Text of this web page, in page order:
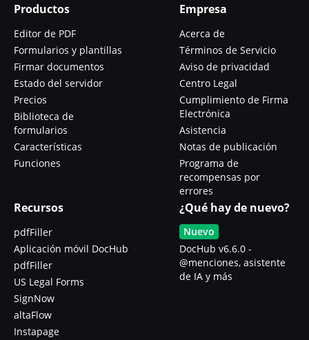
Productos
Editor de PDF
Formularios y plantillas
Firmar documentos
Estado del servidor
Precios
Biblioteca de
formularios
Características
Funciones
Empresa
Acerca de
Términos de Servicio
Aviso de privacidad
Centro Legal
Cumplimiento de Firma
Electrónica
Asistencia
Notas de publicación
Programa de
recompensas por
errores
Recursos
pdfFiller
Aplicación móvil DocHub
pdfFiller
US Legal Forms
SignNow
altaFlow
Instapage
¿Qué hay de nuevo?
Nuevo
DocHub v6.6.0 -
@menciones, asistente
de IA y más